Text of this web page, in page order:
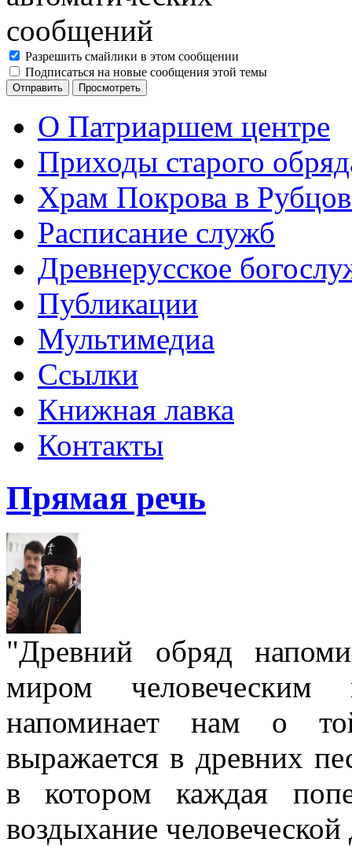
Разрешить смайлики в этом сообщении
Подписаться на новые сообщения этой темы
О Патриаршем центре
Приходы старого
Храм Покрова в
Расписание служб
Древнерусское
Публикации
Мультимедиа
Ссылки
Книжная лавка
Контакты
Прямая речь
"Древний обряд
миром
напоминает нам о
выражается в древних
в котором каждая
воздыхание